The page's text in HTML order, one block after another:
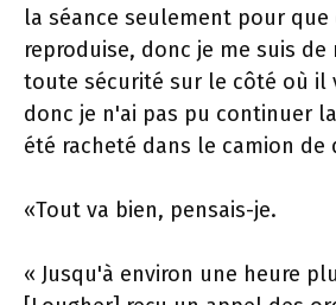
la séance seulement pour que
reproduise, donc je me suis de
toute sécurité sur le côté où il
donc je n'ai pas pu continuer
été racheté dans le camion de
«Tout va bien, pensais-je.
« Jusqu'à environ une heure